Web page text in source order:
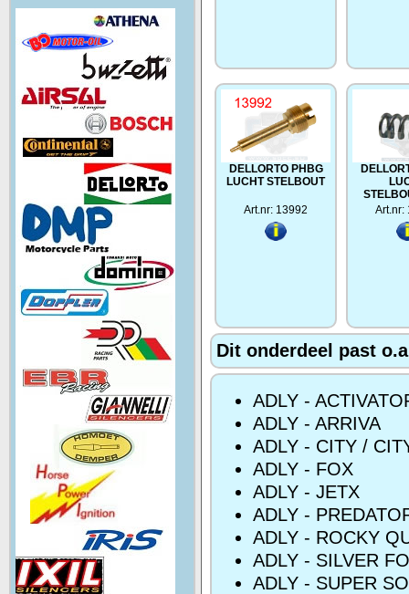
DELLORTO PHBG
LUCHT STELBOUT
Art.nr: 13992
Art.nr:
Dit onderdeel past
ADLY -
ADLY - ARRIVA
ADLY - CITY /
ADLY - FOX
ADLY - JETX
ADLY -
ADLY - ROCKY
ADLY - SILVER
ADLY - SUPER